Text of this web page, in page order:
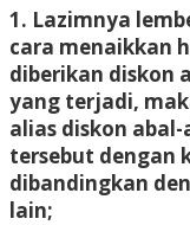
1. Lazimnya
cara menaikkan
diberikan diskon
yang terjadi,
alias diskon
tersebut dengan
dibandingkan
lain;